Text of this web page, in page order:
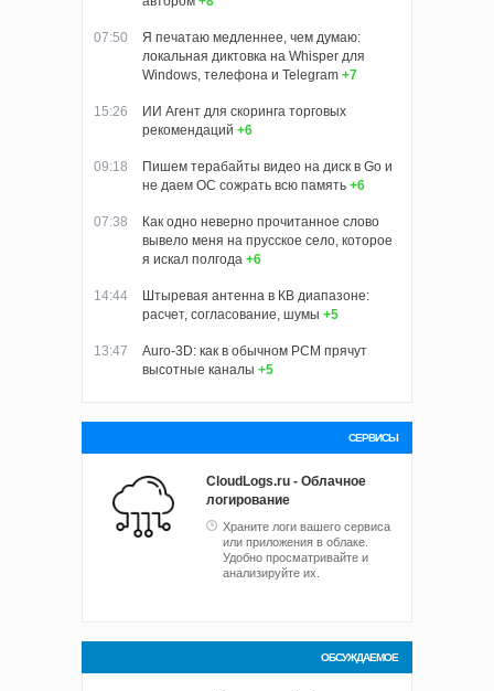
07:50
Я печатаю медленнее, чем думаю:
локальная диктовка на Whisper для
Windows, телефона и Telegram +7
15:26
ИИ Агент для скоринга торговых
рекомендаций +6
09:18
Пишем терабайты видео на диск в Go и
не даем ОС сожрать всю память +6
07:38
Как одно неверно прочитанное слово
вывело меня на прусское село, которое
я искал полгода +6
14:44
Штыревая антенна в КВ диапазоне:
расчет, согласование, шумы +5
13:47
Auro-3D: как в обычном PCM прячут
высотные каналы +5
СЕРВИСЫ
CloudLogs.ru - Облачное
логирование
Храните логи вашего сервиса
или приложения в облаке.
Удобно просматривайте и
анализируйте их.
ОБСУЖДАЕМОЕ